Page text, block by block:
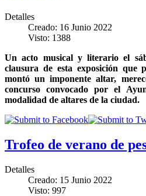
Detalles
Creado: 16 Junio 2022
Visto: 1388
Un acto musical y literario el
clausura de esta exposición que
montó un imponente altar,
concurso convocado por el
modalidad de altares de la ciudad.
Trofeo de verano de
Detalles
Creado: 15 Junio 2022
Visto: 997